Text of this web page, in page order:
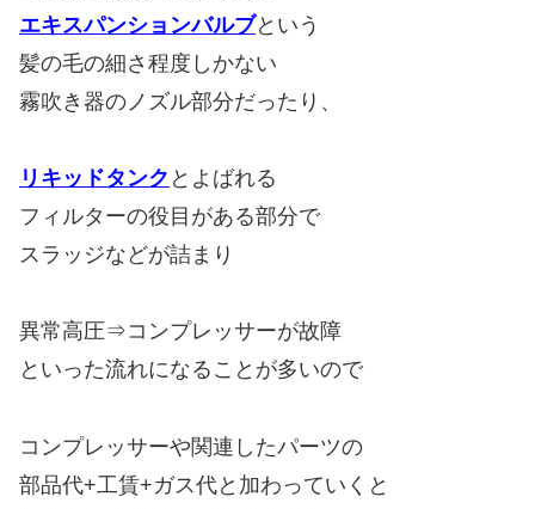
エキスパンションバルブという
髪の毛の細さ程度しかない
霧吹き器のノズル部分だったり、
リキッドタンク とよばれる
フィルターの役目がある部分で
スラッジなどが詰まり
異常高圧⇒コンプレッサーが故障
といった流れになることが多いので
コンプレッサーや関連したパーツの
部品代+工賃+ガス代と加わっていくと